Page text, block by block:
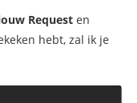
Request en
hebt, zal ik je